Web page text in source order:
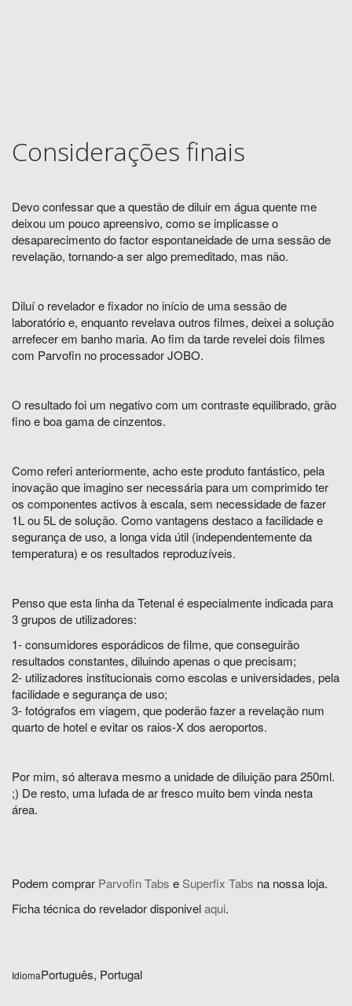
Considerações finais
Devo confessar que a questão de diluir em água quente me
deixou um pouco apreensivo, como se implicasse o
desaparecimento do factor espontaneidade de uma sessão de
revelação, tornando-a ser algo premeditado, mas não.
Diluí o revelador e fixador no início de uma sessão de
laboratório e, enquanto revelava outros filmes, deixei a solução
arrefecer em banho maria. Ao fim da tarde revelei dois filmes
com Parvofin no processador JOBO.
O resultado foi um negativo com um contraste equilibrado, grão
fino e boa gama de cinzentos.
Como referi anteriormente, acho este produto fantástico, pela
inovação que imagino ser necessária para um comprimido ter
os componentes activos à escala, sem necessidade de fazer
1L ou 5L de solução. Como vantagens destaco a facilidade e
segurança de uso, a longa vida útil (independentemente da
temperatura) e os resultados reproduzíveis.
Penso que esta linha da Tetenal é especialmente indicada para
3 grupos de utilizadores:
1- consumidores esporádicos de filme, que conseguirão
resultados constantes, diluindo apenas o que precisam;
2- utilizadores institucionais como escolas e universidades, pela
facilidade e segurança de uso;
3- fotógrafos em viagem, que poderão fazer a revelação num
quarto de hotel e evitar os raios-X dos aeroportos.
Por mim, só alterava mesmo a unidade de diluição para 250ml.
;) De resto, uma lufada de ar fresco muito bem vinda nesta
área.
Podem comprar Parvofin Tabs e Superfix Tabs na nossa loja.
Ficha técnica do revelador disponivelaqui.
IdiomaPortuguês, Portugal